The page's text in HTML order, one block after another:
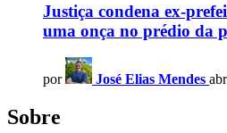
Justiça condena ex-
uma onça no prédio da
por José Elias Mendes
Sobre